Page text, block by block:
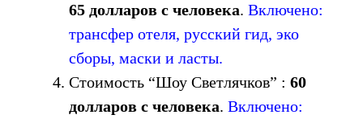
65 долларов с человека. Включено:
трансфер отеля, русский гид, эко
сборы, маски и ласты.
Стоимость “Шоу Светлячков” : 60
долларов с человека. Включено: